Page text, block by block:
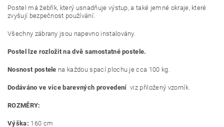
Postel má žebřík, který usnadňuje výstup, a také jemné okraje, které
zvyšují bezpečnost používání.
Všechny zábrany jsou napevno instalovány.
Postel lze rozložit na dvě samostatné postele.
Nosnost postele na každou spací plochu je cca 100 kg.
Dodáváno ve více barevných provedení viz přiložený vzorník.
ROZMĚRY:
Výška: 160 cm